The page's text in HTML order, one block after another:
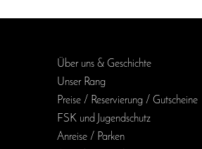
Über uns & Geschichte
Unser Rang
Preise / Reservierung / Gutscheine
FSK und Jugendschutz
Anreise / Parken